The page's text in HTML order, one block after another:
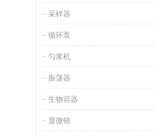
采样器
循环泵
匀浆机
振荡器
生物容器
显微镜